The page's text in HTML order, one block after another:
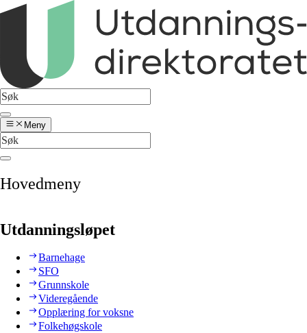
Meny
Hovedmeny
Utdanningsløpet
Barnehage
SFO
Grunnskole
Videregående
Opplæring for voksne
Folkehøgskole